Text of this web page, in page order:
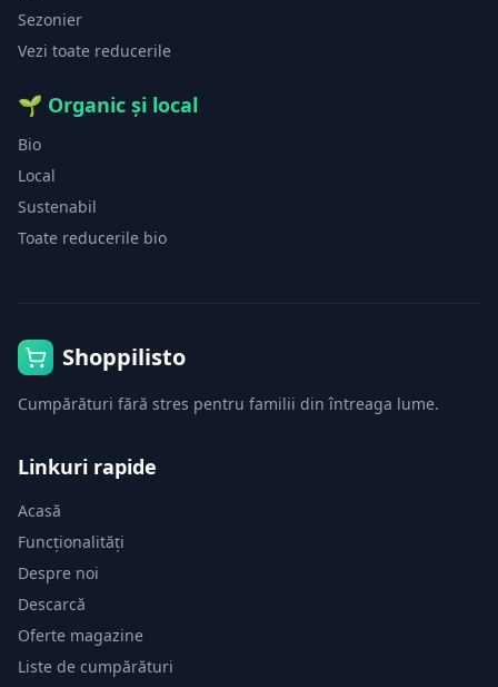
Sezonier
Vezi toate reducerile
🌱 Organic și local
Bio
Local
Sustenabil
Toate reducerile bio
Shoppilisto
Cumpărături fără stres pentru familii din întreaga lume.
Linkuri rapide
Acasă
Funcționalități
Despre noi
Descarcă
Oferte magazine
Liste de cumpărături